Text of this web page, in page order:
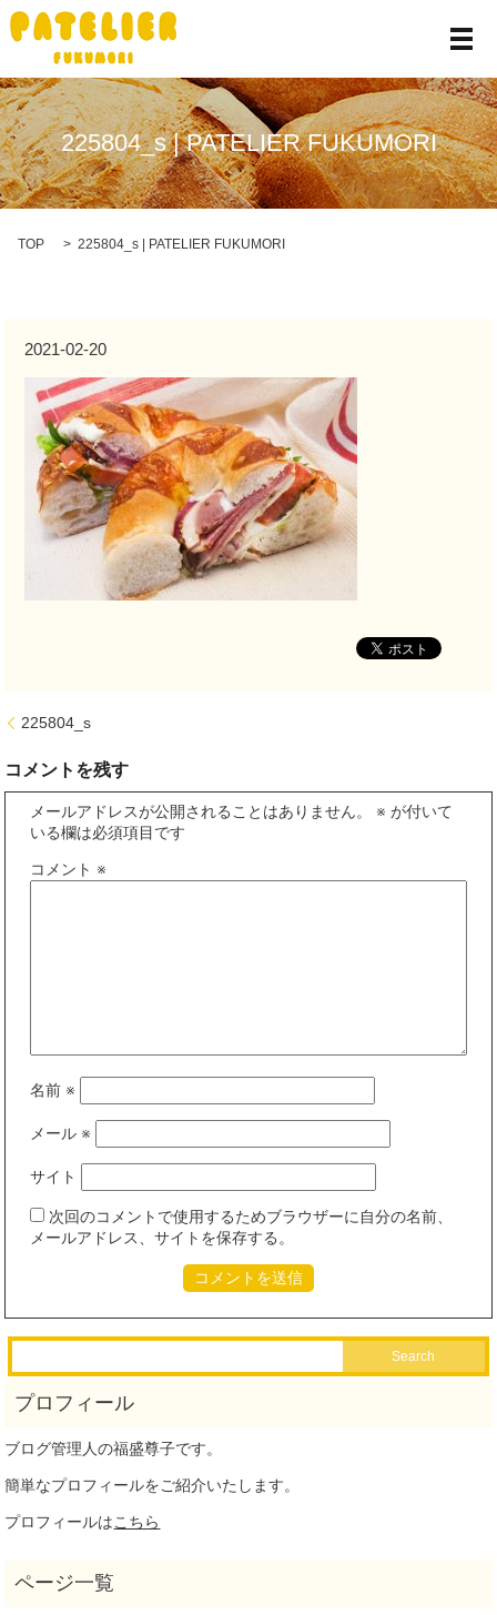
メ
225804_s | PATELIER FUKUMORI
TOP 225804_s | PATELIER FUKUMORI
2021-02-20
225804_s
コメントを残す
メールアドレスが公開されることはありません。 ※ が付いて
いる欄は必須項目です
コメント ※
名前 ※
メール ※
サイト
次回のコメントで使用するためブラウザーに自分の名前、
メールアドレス、サイトを保存する。
ブログ管理人の福盛尊子です。
簡単なプロフィールをご紹介いたします。
プロフィールはこちら